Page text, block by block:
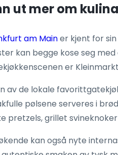
ut mer om
am Mainer kjent for
kan begge kose seg
er
av de lokale
pølsene serveres i
pretzels, grillet
kan også nyte